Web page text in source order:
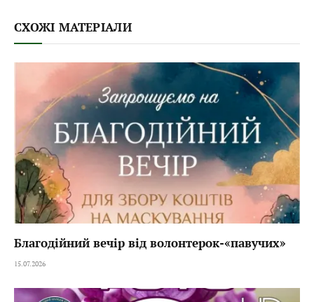
СХОЖІ МАТЕРІАЛИ
Благодійний вечір від волонтерок-«павучих»
15.07.2026